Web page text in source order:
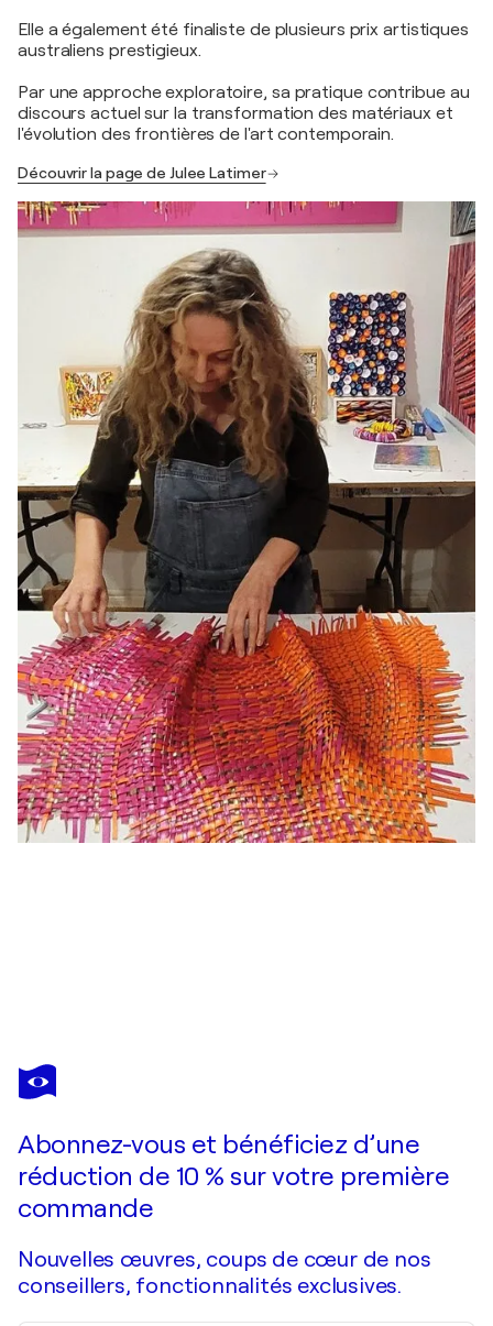
Elle a également été finaliste de plusieurs prix artistiques
australiens prestigieux.
Par une approche exploratoire, sa pratique contribue au
discours actuel sur la transformation des matériaux et
l'évolution des frontières de l'art contemporain.
Découvrir la page de Julee Latimer
JULEE LATIMER
Shape Shifter
Abonnez-vous et bénéficiez d’une
réduction de 10 % sur votre première
commande
Nouvelles œuvres, coups de cœur de nos
conseillers, fonctionnalités exclusives.